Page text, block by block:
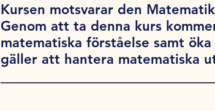
Kursen motsvarar den
Genom att ta denna kurs
matematiska förståelse samt
gäller att hantera matematiska